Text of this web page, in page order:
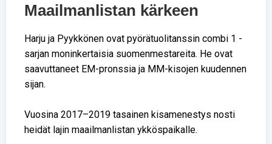
Maailmanlistan kärkeen
Harju ja Pyykkönen ovat pyörätuolitanssin combi 1 -
sarjan moninkertaisia suomenmestareita. He ovat
saavuttaneet EM-pronssia ja MM-kisojen kuudennen
sijan.
Vuosina 2017–2019 tasainen kisamenestys nosti
heidät lajin maailmanlistan ykköspaikalle.